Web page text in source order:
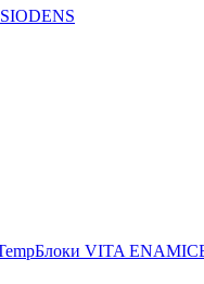
Блоки VITA ENAMIC